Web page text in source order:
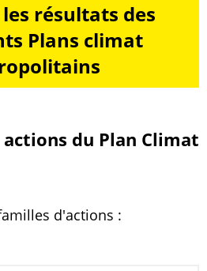
résultats des
Plans climat
du Plan Climat
d'actions :